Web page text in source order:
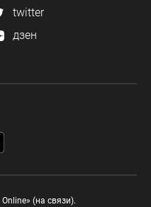
twitter
дзен
(на связи).